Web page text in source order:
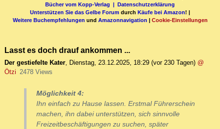
Bücher vom Kopp-Verlag | Datenschutzerklärung
Unterstützen Sie das Gelbe Forum durch Käufe bei Amazon! |
Weitere Buchempfehlungen und Amazonnavigation | Cookie-Einstellungen
Lasst es doch drauf ankommen ...
Der gestiefelte Kater, Dienstag, 23.12.2025, 18:29 (vor 230 Tagen) @
Ötzi 2478 Views
Möglichkeit 4:
Ihn einfach zu Hause lassen. Erstmal Führerschein
machen, ihn dabei unterstützen, sich sinnvolle
Freizeitbeschäftigungen zu suchen, später